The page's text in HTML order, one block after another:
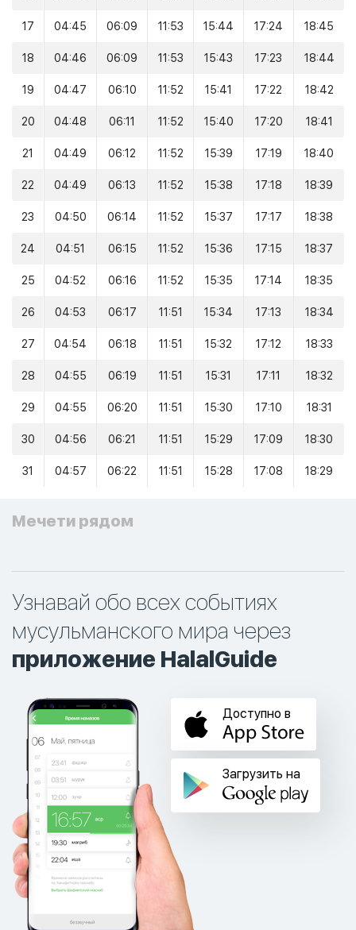
17 04:45 06:09 11:53 15:44 17:24 18:45
18 04:46 06:09 11:53 15:43 17:23 18:44
19 04:47 06:10 11:52 15:41 17:22 18:42
20 04:48 06:11 11:52 15:40 17:20 18:41
21 04:49 06:12 11:52 15:39 17:19 18:40
22 04:49 06:13 11:52 15:38 17:18 18:39
23 04:50 06:14 11:52 15:37 17:17 18:38
24 04:51 06:15 11:52 15:36 17:15 18:37
25 04:52 06:16 11:52 15:35 17:14 18:35
26 04:53 06:17 11:51 15:34 17:13 18:34
27 04:54 06:18 11:51 15:32 17:12 18:33
28 04:55 06:19 11:51 15:31 17:11 18:32
29 04:55 06:20 11:51 15:30 17:10 18:31
30 04:56 06:21 11:51 15:29 17:09 18:30
31 04:57 06:22 11:51 15:28 17:08 18:29
Мечети рядом
Узнавай обо всех событиях
мусульманского мира через
приложение HalalGuide
Доступно в
Загрузить на